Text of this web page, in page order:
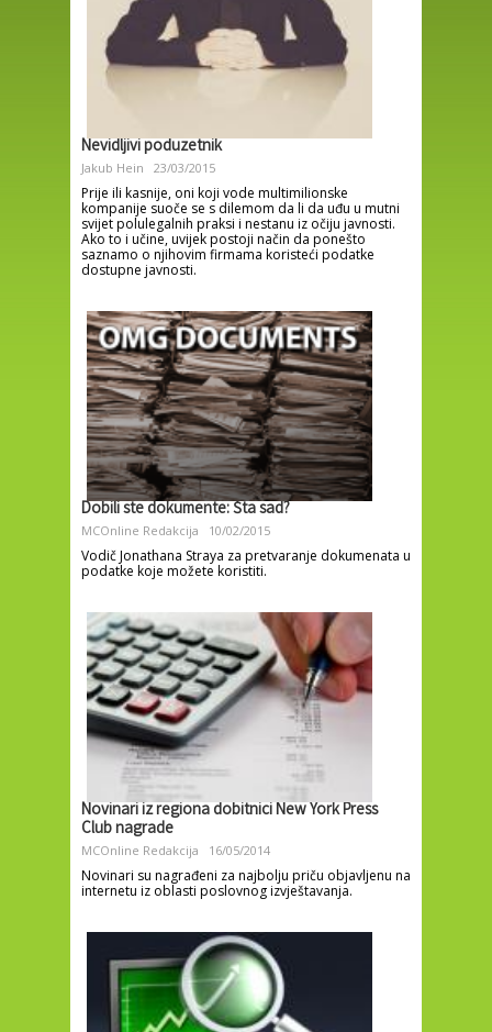
Nevidljivi poduzetnik
Jakub Hein 23/03/2015
Prije ili kasnije, oni koji vode multimilionske
kompanije suoče se s dilemom da li da uđu u mutni
svijet polulegalnih praksi i nestanu iz očiju javnosti.
Ako to i učine, uvijek postoji način da ponešto
saznamo o njihovim firmama koristeći podatke
dostupne javnosti.
Dobili ste dokumente: Šta sad?
MCOnline Redakcija 10/02/2015
Vodič Jonathana Straya za pretvaranje dokumenata u
podatke koje možete koristiti.
Novinari iz regiona dobitnici New York Press
Club nagrade
MCOnline Redakcija 16/05/2014
Novinari su nagrađeni za najbolju priču objavljenu na
internetu iz oblasti poslovnog izvještavanja.